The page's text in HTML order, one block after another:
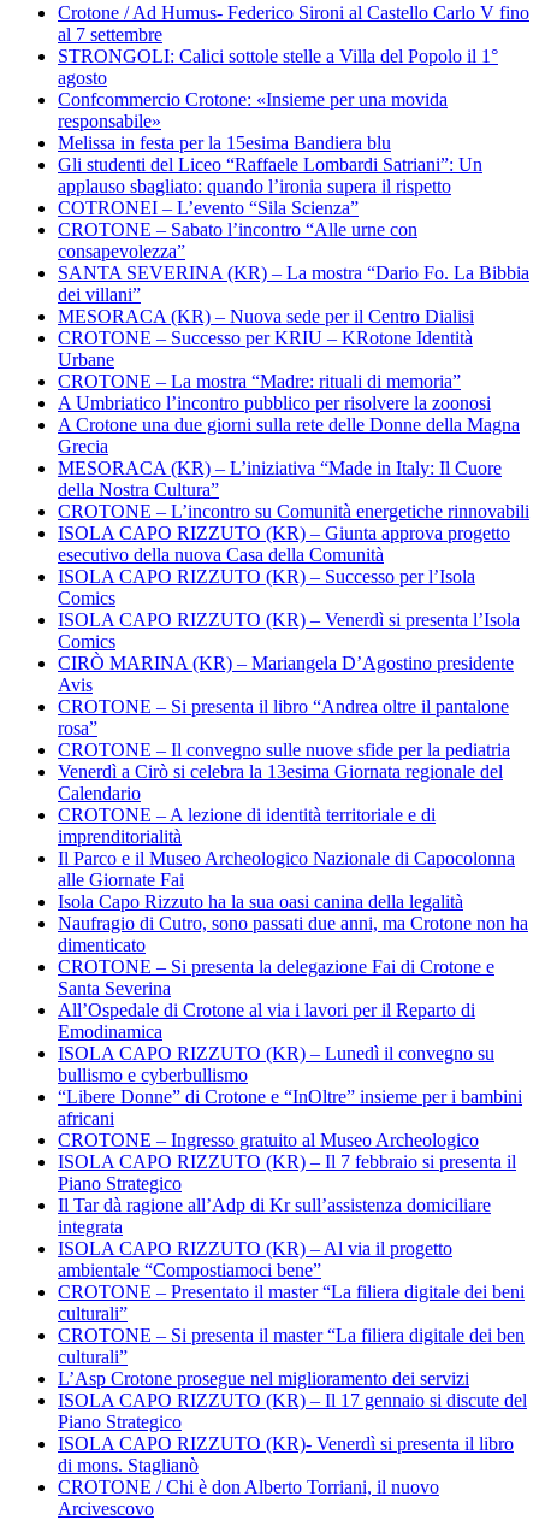
Crotone / Ad Humus- Federico Sironi al Castello Carlo V fino
al 7 settembre
STRONGOLI: Calici sottole stelle a Villa del Popolo il 1°
agosto
Confcommercio Crotone: «Insieme per una movida
responsabile»
Melissa in festa per la 15esima Bandiera blu
Gli studenti del Liceo “Raffaele Lombardi Satriani”: Un
applauso sbagliato: quando l’ironia supera il rispetto
COTRONEI – L’evento “Sila Scienza”
CROTONE – Sabato l’incontro “Alle urne con
consapevolezza”
SANTA SEVERINA (KR) – La mostra “Dario Fo. La Bibbia
dei villani”
MESORACA (KR) – Nuova sede per il Centro Dialisi
CROTONE – Successo per KRIU – KRotone Identità
Urbane
CROTONE – La mostra “Madre: rituali di memoria”
A Umbriatico l’incontro pubblico per risolvere la zoonosi
A Crotone una due giorni sulla rete delle Donne della Magna
Grecia
MESORACA (KR) – L’iniziativa “Made in Italy: Il Cuore
della Nostra Cultura”
CROTONE – L’incontro su Comunità energetiche rinnovabili
ISOLA CAPO RIZZUTO (KR) – Giunta approva progetto
esecutivo della nuova Casa della Comunità
ISOLA CAPO RIZZUTO (KR) – Successo per l’Isola
Comics
ISOLA CAPO RIZZUTO (KR) – Venerdì si presenta l’Isola
Comics
CIRÒ MARINA (KR) – Mariangela D’Agostino presidente
Avis
CROTONE – Si presenta il libro “Andrea oltre il pantalone
rosa”
CROTONE – Il convegno sulle nuove sfide per la pediatria
Venerdì a Cirò si celebra la 13esima Giornata regionale del
Calendario
CROTONE – A lezione di identità territoriale e di
imprenditorialità
Il Parco e il Museo Archeologico Nazionale di Capocolonna
alle Giornate Fai
Isola Capo Rizzuto ha la sua oasi canina della legalità
Naufragio di Cutro, sono passati due anni, ma Crotone non ha
dimenticato
CROTONE – Si presenta la delegazione Fai di Crotone e
Santa Severina
All’Ospedale di Crotone al via i lavori per il Reparto di
Emodinamica
ISOLA CAPO RIZZUTO (KR) – Lunedì il convegno su
bullismo e cyberbullismo
“Libere Donne” di Crotone e “InOltre” insieme per i bambini
africani
CROTONE – Ingresso gratuito al Museo Archeologico
ISOLA CAPO RIZZUTO (KR) – Il 7 febbraio si presenta il
Piano Strategico
Il Tar dà ragione all’Adp di Kr sull’assistenza domiciliare
integrata
ISOLA CAPO RIZZUTO (KR) – Al via il progetto
ambientale “Compostiamoci bene”
CROTONE – Presentato il master “La filiera digitale dei beni
culturali”
CROTONE – Si presenta il master “La filiera digitale dei ben
culturali”
L’Asp Crotone prosegue nel miglioramento dei servizi
ISOLA CAPO RIZZUTO (KR) – Il 17 gennaio si discute del
Piano Strategico
ISOLA CAPO RIZZUTO (KR)- Venerdì si presenta il libro
di mons. Staglianò
CROTONE / Chi è don Alberto Torriani, il nuovo
Arcivescovo